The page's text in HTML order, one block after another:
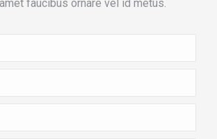
faucibus ornare vel id metus.